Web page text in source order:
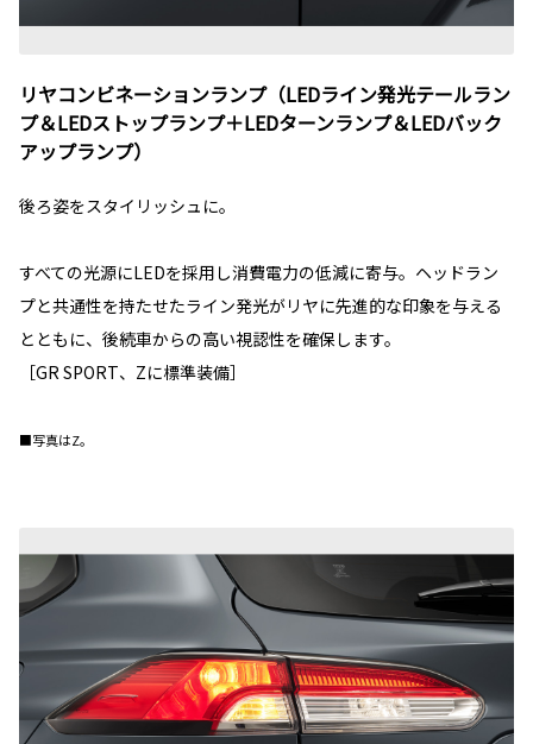
リヤコンビネーションランプ（LEDライン発光テールラン
プ＆LEDストップランプ＋LEDターンランプ＆LEDバック
アップランプ）
後ろ姿をスタイリッシュに。
すべての光源にLEDを採用し消費電力の低減に寄与。ヘッドラン
プと共通性を持たせたライン発光がリヤに先進的な印象を与える
とともに、後続車からの高い視認性を確保します。
［GR SPORT、Zに標準装備］
■写真はZ。